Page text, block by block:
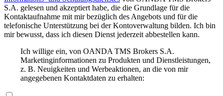
S.A. gelesen und akzeptiert habe, die die Grundlage für die
Kontaktaufnahme mit mir bezüglich des Angebots und für die
telefonische Unterstützung bei der Kontoverwaltung bilden. Ich bin
mir bewusst, dass ich diesen Dienst jederzeit abbestellen kann.
Ich willige ein, von OANDA TMS Brokers S.A.
Marketinginformationen zu Produkten und Dienstleistungen,
z. B. Neuigkeiten und Werbeaktionen, an die von mir
angegebenen Kontaktdaten zu erhalten: